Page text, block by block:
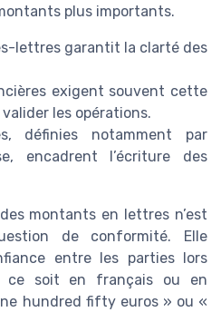
plus importants.
lettres garantit la clarté des
exigent souvent cette
les opérations.
définies notamment par
encadrent l’écriture des
montants en lettres n’est
de conformité. Elle
entre les parties lors
ce soit en français ou en
hundred fifty euros » ou «